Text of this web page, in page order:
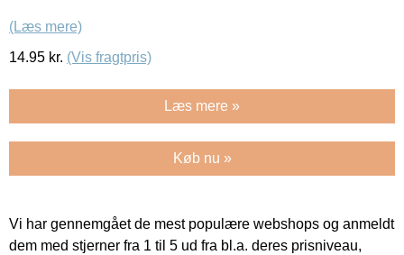
(Læs mere)
14.95 kr. (Vis fragtpris)
Læs mere »
Køb nu »
Vi har gennemgået de mest populære webshops og anmeldt
dem med stjerner fra 1 til 5 ud fra bl.a. deres prisniveau,